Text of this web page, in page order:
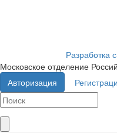
Разработка
Московское отделение
Авторизация